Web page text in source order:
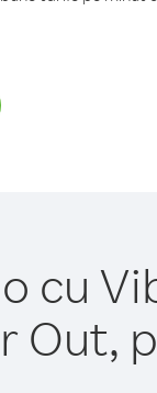
cu
Out,